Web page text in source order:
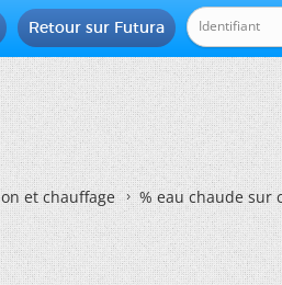
Retour sur Futura
et chauffage % eau chaude sur